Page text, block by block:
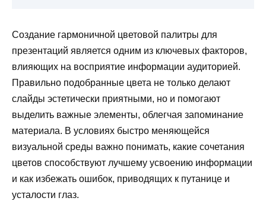
Создание гармоничной цветовой палитры для
презентаций является одним из ключевых факторов,
влияющих на восприятие информации аудиторией.
Правильно подобранные цвета не только делают
слайды эстетически приятными, но и помогают
выделить важные элементы, облегчая запоминание
материала. В условиях быстро меняющейся
визуальной среды важно понимать, какие сочетания
цветов способствуют лучшему усвоению информации
и как избежать ошибок, приводящих к путанице и
усталости глаз.